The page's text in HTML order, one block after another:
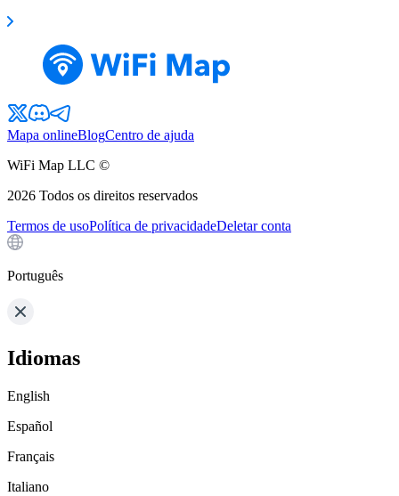
Mapa onlineBlogCentro de ajuda
WiFi Map LLC ©
2026 Todos os direitos reservados
Termos de usoPolítica de privacidadeDeletar conta
Português
Idiomas
English
Español
Français
Italiano